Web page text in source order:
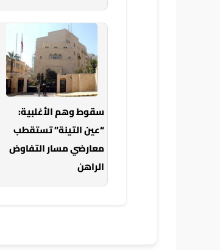
سقوط وهم الأغلبية:
“عين التينة” تستقطب
معارضي مسار التفاوض
الراهن